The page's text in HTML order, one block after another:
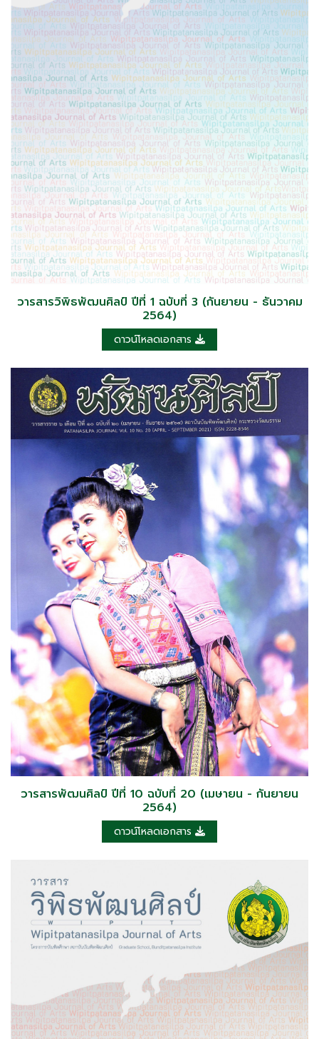
วารสารวิพิธพัฒนศิลป์ ปีที่ 1 ฉบับที่ 3 (กันยายน - ธันวาคม
2564)
ดาวน์โหลดเอกสาร
วารสารพัฒนศิลป์ ปีที่ 10 ฉบับที่ 20 (เมษายน - กันยายน
2564)
ดาวน์โหลดเอกสาร